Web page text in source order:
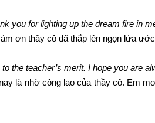
you for lighting up the dream fire in
ơn thầy cô đã thắp lên ngọn lửa
the teacher’s merit. I hope you are
là nhờ công lao của thầy cô. Em